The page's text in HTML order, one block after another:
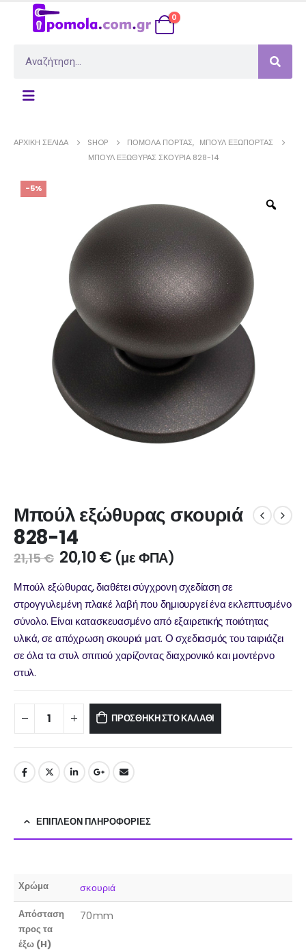
0
ΑΡΧΙΚΉ ΣΕΛΊΔΑ SHOP ΠΌΜΟΛΑ ΠΌΡΤΑΣ, ΜΠΟΎΛ ΕΞΏΠΟΡΤΑΣ
ΜΠΟΎΛ ΕΞΏΘΥΡΑΣ ΣΚΟΥΡΙΆ 828-14
-5%
Μπούλ εξώθυρας σκουριά
828-14
21,15€ 20,10€ (με ΦΠΑ)
Μπούλ εξώθυρας, διαθέτει σύγχρονη σχεδίαση σε
στρογγυλεμένη πλακέ λαβή που δημιουργεί ένα εκλεπτυσμένο
σύνολο. Είναι κατασκευασμένο από εξαιρετικής ποιότητας
υλικά, σε απόχρωση σκουριά ματ. Ο σχεδιασμός του ταιριάζει
σε όλα τα στυλ σπιτιού χαρίζοντας διαχρονικό και μοντέρνο
στυλ.
ΠΡΟΣΘΉΚΗ ΣΤΟ ΚΑΛΆΘΙ
ΕΠΙΠΛΈΟΝ ΠΛΗΡΟΦΟΡΊΕΣ
Χρώμα σκουριά
Απόσταση
προς τα
έξω (H)
70mm